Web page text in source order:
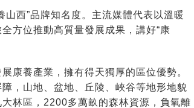
西”品牌知名度。 主流媒體代表以溫暖
方位推動高質量發展成果，講好“康
康養產業，擁有得天獨厚的區位優勢。
，山地、盆地、丘陵、峽谷等地形地貌
林區，2200多萬畝的森林資源，負氧離